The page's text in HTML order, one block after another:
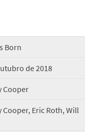
Born
de 2018
Cooper
Cooper, Eric Roth, Will